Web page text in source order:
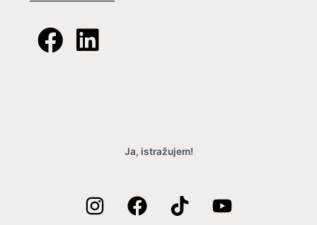
Ja, istražujem!